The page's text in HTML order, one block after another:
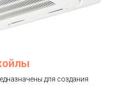
для создания